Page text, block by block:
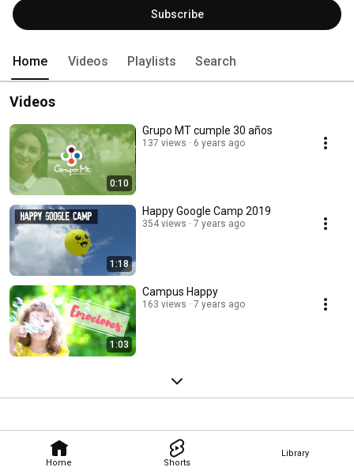
Home Shorts
Library
Subscribe
Home Videos Playlists Search
Videos
0:10
Grupo MT cumple 30 años
137 views 6 years ago
1:18
Happy Google Camp 2019
354 views 7 years ago
1:03
Campus Happy
163 views 7 years ago